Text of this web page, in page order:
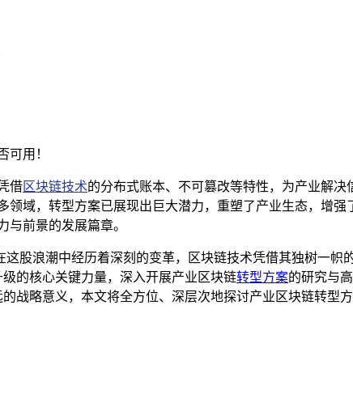
可用！
借区块链技术的分布式账本、不可篡改等特性，为产业解
领域，转型方案已展现出巨大潜力，重塑了产业生态，增
与前景的发展篇章。
股浪潮中经历着深刻的变革，区块链技术凭借其独树一
的核心关键力量，深入开展产业区块链转型方案的研究与
战略意义，本文将全方位、深层次地探讨产业区块链转型